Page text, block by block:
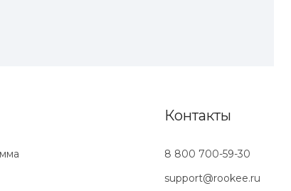
Контакты
8 800 700-59-30
support@rookee.ru